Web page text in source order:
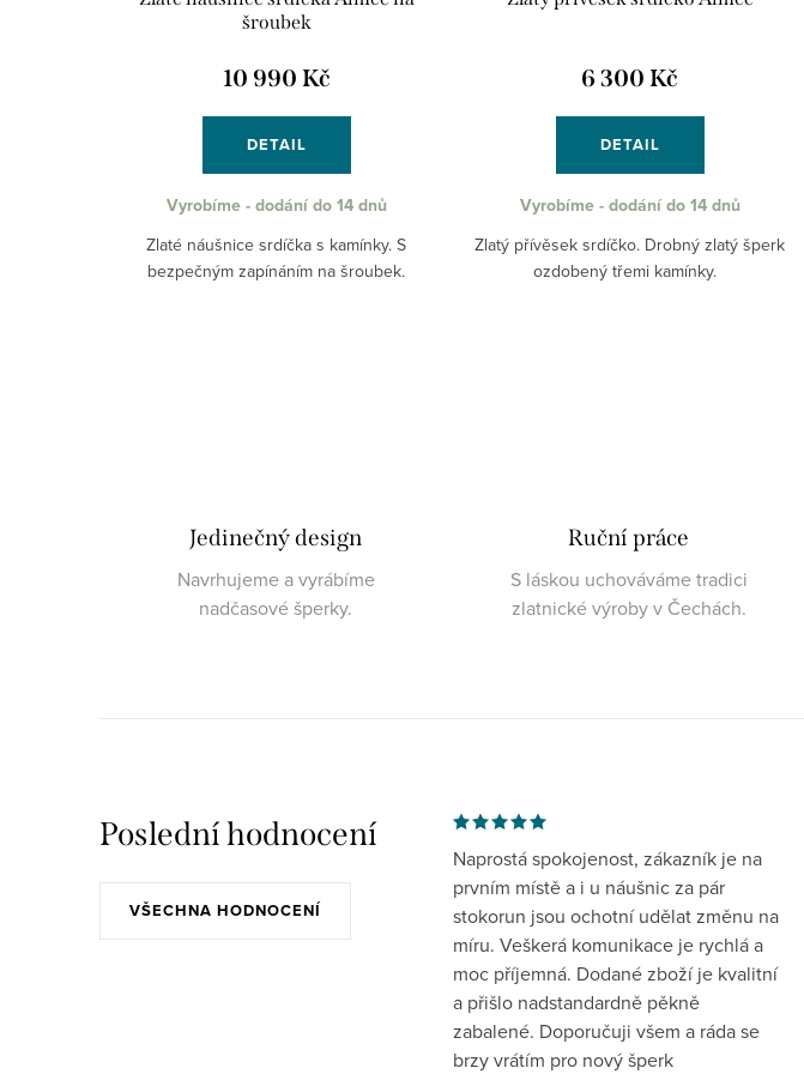
šroubek
10 990 Kč
DETAIL
Vyrobíme - dodání do 14 dnů
Zlaté náušnice srdíčka s kamínky. S
bezpečným zapínáním na šroubek.
6 300 Kč
DETAIL
Vyrobíme - dodání do 14 dnů
Zlatý přívěsek srdíčko. Drobný zlatý šperk
ozdobený třemi kamínky.
Jedinečný design
Navrhujeme a vyrábíme
nadčasové šperky.
Ruční práce
S láskou uchováváme tradici
zlatnické výroby v Čechách.
Poslední hodnocení
VŠECHNA HODNOCENÍ
Naprostá spokojenost, zákazník je na
prvním místě a i u náušnic za pár
stokorun jsou ochotní udělat změnu na
míru. Veškerá komunikace je rychlá a
moc příjemná. Dodané zboží je kvalitní
a přišlo nadstandardně pěkně
zabalené. Doporučuji všem a ráda se
brzy vrátím pro nový šperk